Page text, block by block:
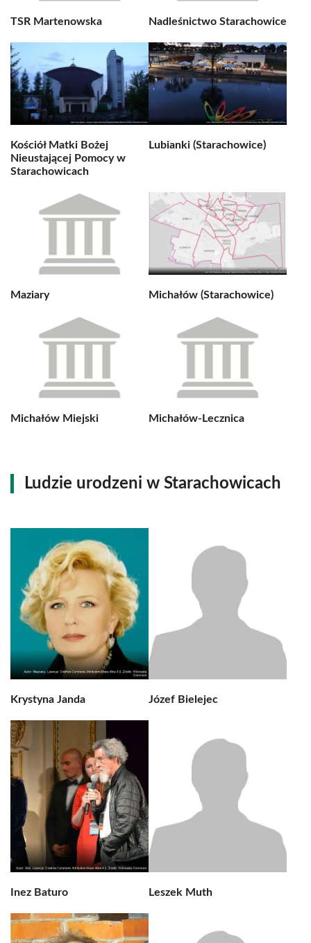
TSR Martenowska Nadleśnictwo Starachowice
Kościół Matki Bożej
Nieustającej Pomocy w
Starachowicach
Lubianki (Starachowice)
Maziary Michałów (Starachowice)
Michałów Miejski Michałów-Lecznica
Ludzie urodzeni w Starachowicach
Krystyna Janda Józef Bielejec
Inez Baturo Leszek Muth